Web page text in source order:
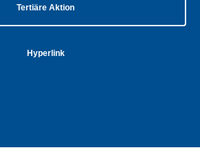
Tertiäre Aktion
Hyperlink